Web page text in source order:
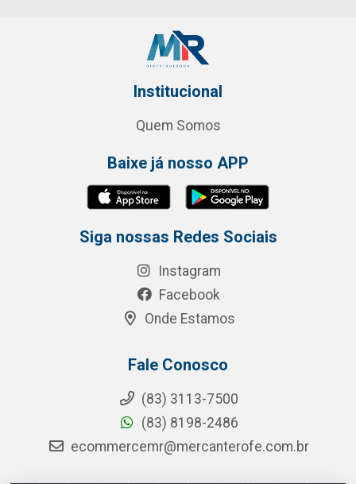
Institucional
Quem Somos
Baixe já nosso APP
Siga nossas Redes Sociais
Instagram
Facebook
Onde Estamos
Fale Conosco
(83) 3113-7500
(83) 8198-2486
ecommercemr@mercanterofe.com.br